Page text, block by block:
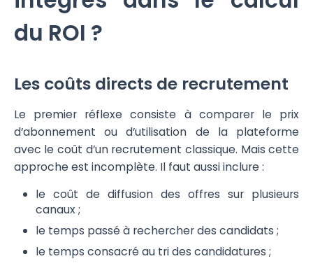
du ROI ?
Les coûts directs de recrutement
Le premier réflexe consiste à comparer le prix
d’abonnement ou d’utilisation de la plateforme
avec le coût d’un recrutement classique. Mais cette
approche est incomplète. Il faut aussi inclure :
le coût de diffusion des offres sur plusieurs
canaux ;
le temps passé à rechercher des candidats ;
le temps consacré au tri des candidatures ;